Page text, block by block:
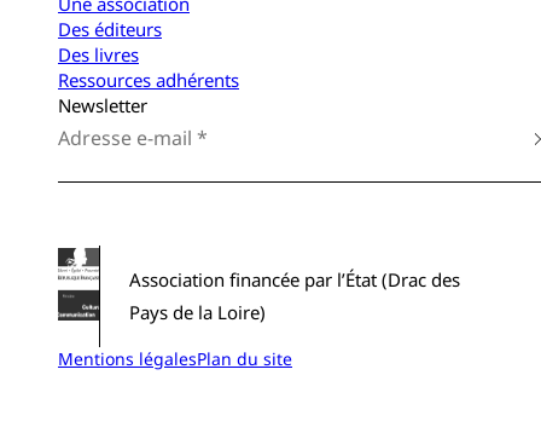
Des éditeurs
Des livres
Ressources adhérents
Newsletter
Association financée par l’État (Drac des
Pays de la Loire)
Mentions légalesPlan du site